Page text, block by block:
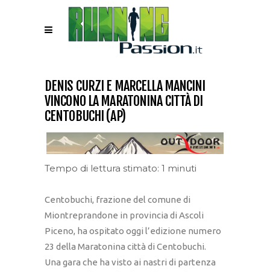
DENIS CURZI E MARCELLA MANCINI
VINCONO LA MARATONINA CITTÀ DI
CENTOBUCHI (AP)
Tempo di lettura stimato: 1 minuti
Centobuchi, frazione del comune di
Miontreprandone in provincia di Ascoli
Piceno, ha ospitato oggi l’edizione numero
23 della Maratonina città di Centobuchi.
Una gara che ha visto ai nastri di partenza